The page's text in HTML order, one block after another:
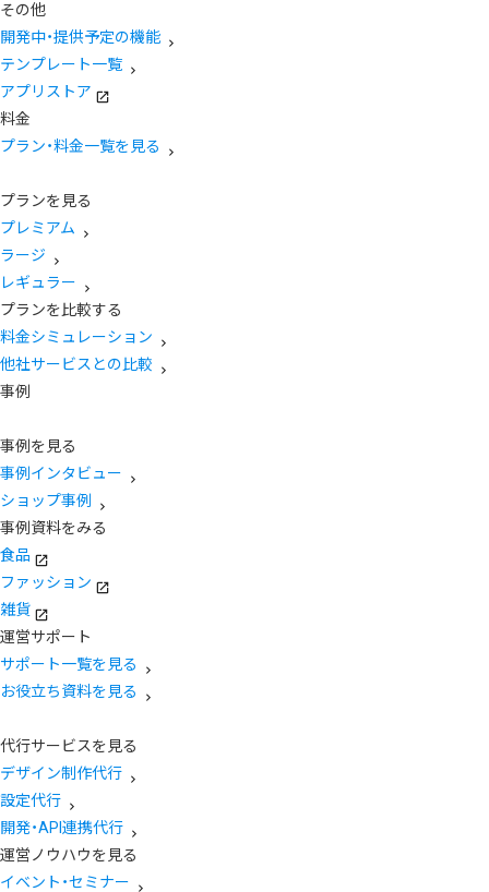
その他
開発中・提供予定の機能
テンプレート一覧
アプリストア
料金
プラン・料金一覧を見る
プランを見る
プレミアム
ラージ
レギュラー
プランを比較する
料金シミュレーション
他社サービスとの比較
事例
事例を見る
事例インタビュー
ショップ事例
事例資料をみる
食品
ファッション
雑貨
運営サポート
サポート一覧を見る
お役立ち資料を見る
代行サービスを見る
デザイン制作代行
設定代行
開発・API連携代行
運営ノウハウを見る
イベント・セミナー